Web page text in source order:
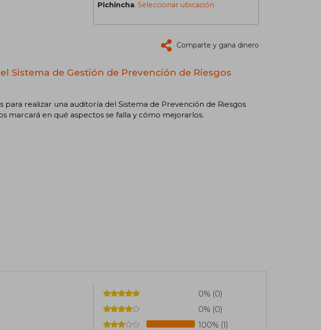
Pichincha. Seleccionar ubicación
Comparte y gana dinero
Sistema de Gestión de Prevención de Riesgos
realizar una auditoría del Sistema de Prevención de Riesgos
marcará en qué aspectos se falla y cómo mejorarlos.
0% (0)
0% (0)
100% (1)